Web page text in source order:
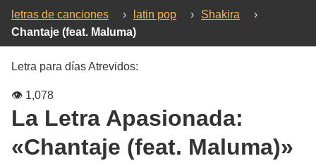
letras de canciones › latin pop › Shakira
›
Chantaje (feat. Maluma)
Letra para días Atrevidos:
👁️ 1,078
La Letra Apasionada:
«Chantaje (feat. Maluma)»